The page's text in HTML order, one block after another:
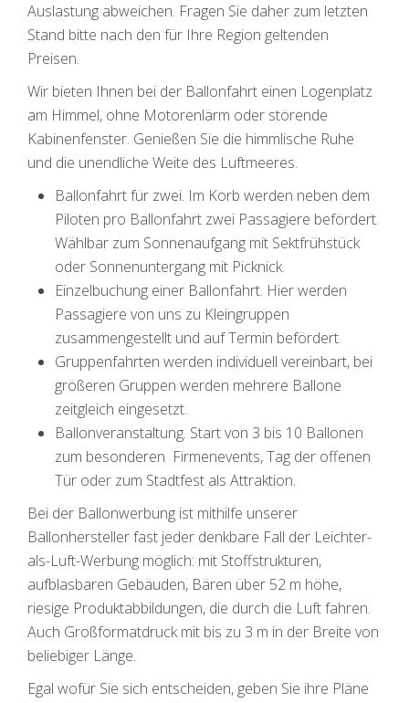
Auslastung abweichen. Fragen Sie daher zum letzten
Stand bitte nach den für Ihre Region geltenden
Preisen.
Wir bieten Ihnen bei der Ballonfahrt einen Logenplatz
am Himmel, ohne Motorenlärm oder störende
Kabinenfenster. Genießen Sie die himmlische Ruhe
und die unendliche Weite des Luftmeeres.
Ballonfahrt für zwei. Im Korb werden neben dem
Piloten pro Ballonfahrt zwei Passagiere befördert.
Wählbar zum Sonnenaufgang mit Sektfrühstück
oder Sonnenuntergang mit Picknick.
Einzelbuchung einer Ballonfahrt. Hier werden
Passagiere von uns zu Kleingruppen
zusammengestellt und auf Termin befördert.
Gruppenfahrten werden individuell vereinbart, bei
größeren Gruppen werden mehrere Ballone
zeitgleich eingesetzt.
Ballonveranstaltung. Start von 3 bis 10 Ballonen
zum besonderen Firmenevents, Tag der offenen
Tür oder zum Stadtfest als Attraktion.
Bei der Ballonwerbung ist mithilfe unserer
Ballonhersteller fast jeder denkbare Fall der Leichter-
als-Luft-Werbung möglich: mit Stoffstrukturen,
aufblasbaren Gebäuden, Bären über 52 m höhe,
riesige Produktabbildungen, die durch die Luft fahren.
Auch Großformatdruck mit bis zu 3 m in der Breite von
beliebiger Länge.
Egal wofür Sie sich entscheiden, geben Sie ihre Pläne